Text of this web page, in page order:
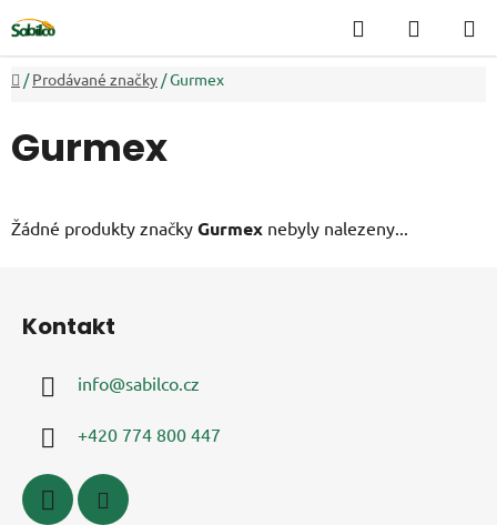
na
obsah
Hledat
KOŠÍK
Domů
/ Prodávané značky /Gurmex
Gurmex
Žádné produkty značky Gurmex nebyly nalezeny...
Kontakt
info@sabilco.cz
+420 774 800 447